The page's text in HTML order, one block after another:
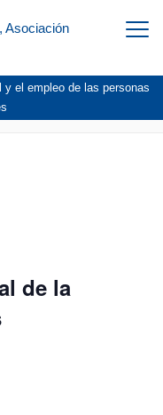
y el empleo de las personas
de la